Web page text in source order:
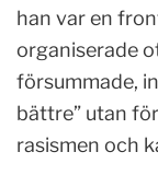
han var en
organiserade
försummade,
bättre” utan
rasismen och